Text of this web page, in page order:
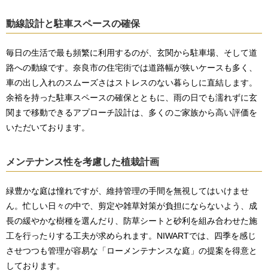
動線設計と駐車スペースの確保
毎日の生活で最も頻繁に利用するのが、玄関から駐車場、そして道
路への動線です。奈良市の住宅街では道路幅が狭いケースも多く、
車の出し入れのスムーズさはストレスのない暮らしに直結します。
余裕を持った駐車スペースの確保とともに、雨の日でも濡れずに玄
関まで移動できるアプローチ設計は、多くのご家族から高い評価を
いただいております。
メンテナンス性を考慮した植栽計画
緑豊かな庭は憧れですが、維持管理の手間を無視してはいけませ
ん。忙しい日々の中で、剪定や雑草対策が負担にならないよう、成
長の緩やかな樹種を選んだり、防草シートと砂利を組み合わせた施
工を行ったりする工夫が求められます。NIWARTでは、四季を感じ
させつつも管理が容易な「ローメンテナンスな庭」の提案を得意と
しております。